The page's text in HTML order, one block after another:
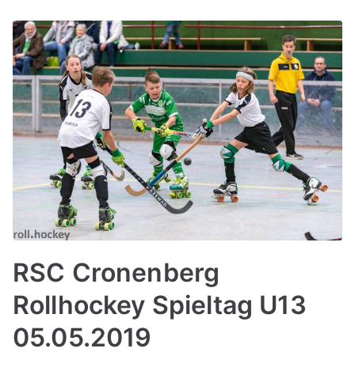
RSC Cronenberg
Rollhockey Spieltag U13
05.05.2019